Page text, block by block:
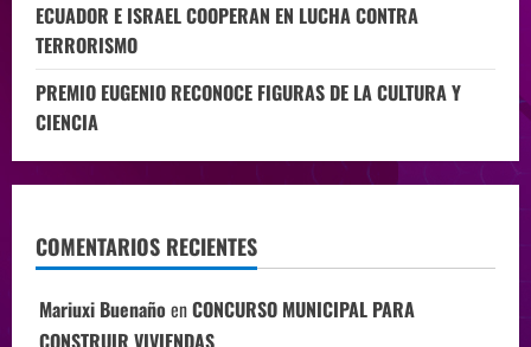
ECUADOR E ISRAEL COOPERAN EN LUCHA CONTRA
TERRORISMO
PREMIO EUGENIO RECONOCE FIGURAS DE LA CULTURA Y
CIENCIA
COMENTARIOS RECIENTES
Mariuxi Buenaño enCONCURSO MUNICIPAL PARA